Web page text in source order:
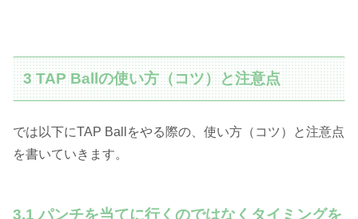
3 TAP Ballの使い方（コツ）と注意点
では以下にTAP Ballをやる際の、使い方（コツ）と注意点
を書いていきます。
3.1 パンチを当てに行くのではなくタイミングを